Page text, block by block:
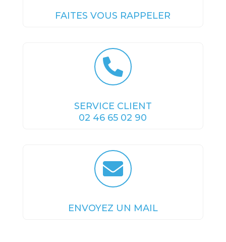
FAITES VOUS RAPPELER

SERVICE CLIENT
02 46 65 02 90

ENVOYEZ UN MAIL